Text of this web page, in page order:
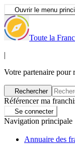
Ouvrir le menu
Toute la
|
Votre partenaire pour
Rechercher
Référencer ma
Se connecter
Navigation principale
Annuaire des